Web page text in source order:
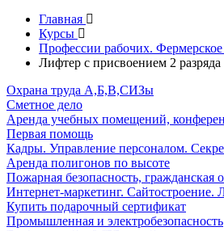
Главная
Курсы
Профессии рабочих. Фермерское
Лифтер с присвоением 2 разряда
Охрана труда А,Б,В,СИЗы
Сметное дело
Аренда учебных помещений,
Первая помощь
Кадры. Управление персоналом.
Аренда полигонов по высоте
Пожарная безопасность, гражданская
Интернет-маркетинг. Сайтостроение.
Купить подарочный сертификат
Промышленная и электробезопасность